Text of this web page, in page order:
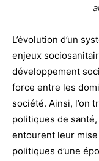
L’évolution d’un
enjeux
développement
force entre les
société. Ainsi, l’on
politiques de
entourent leur
politiques d’une